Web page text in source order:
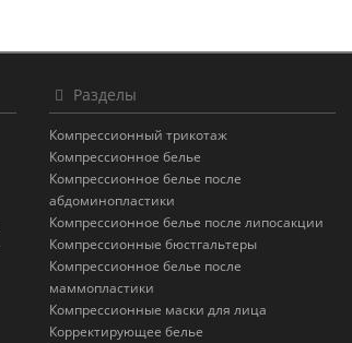
Разделы
Компрессионный трикотаж
Компрессионное белье
Компрессионное белье после
абдоминопластики
Компрессионное белье после липосакции
Компрессионные бюстгальтеры
Компрессионное белье после
маммопластики
Компрессионные маски для лица
Корректирующее белье